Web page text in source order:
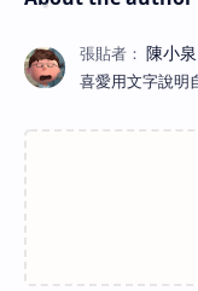
喜愛用文字說明